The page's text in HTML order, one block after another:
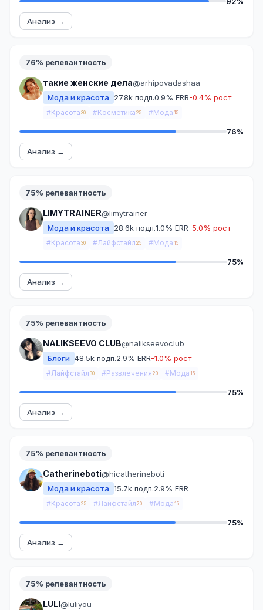
Анализ →
76% релевантность
такие женские дела@arhipovadashaa
Мода и красота
27.8k подп.0.9% ERR-0.4% рост
#Красота 30 #Косметика 25 #Мода 15
76%
Анализ →
75% релевантность
LIMYTRAINER@limytrainer
Мода и красота
28.6k подп.1.0% ERR-5.0% рост
#Красота 30 #Лайфстайл 25 #Мода 15
75%
Анализ →
75% релевантность
NALIKSEEVO CLUB@nalikseevoclub
Блоги 48.5k подп.2.9% ERR-1.0% рост
#Лайфстайл 30 #Развлечения 20 #Мода 15
75%
Анализ →
75% релевантность
Catherineboti@hicatherineboti
Мода и красота 15.7k подп.2.9% ERR
#Красота 25 #Лайфстайл 20 #Мода 15
75%
Анализ →
75% релевантность
LULI@luliyou